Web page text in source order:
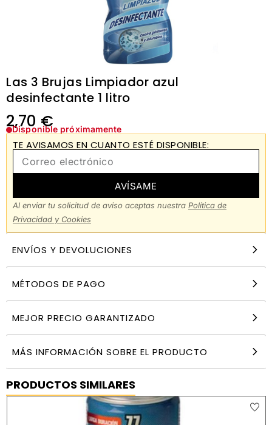
Las 3 Brujas Limpiador azul
desinfectante 1 litro
2,70 €
Disponible próximamente
TE AVISAMOS EN CUANTO ESTÉ DISPONIBLE:
AVÍSAME
Al enviar tu solicitud de aviso aceptas nuestra Política de
Privacidad y Cookies
ENVÍOS Y DEVOLUCIONES
MÉTODOS DE PAGO
MEJOR PRECIO GARANTIZADO
MÁS INFORMACIÓN SOBRE EL PRODUCTO
PRODUCTOS SIMILARES